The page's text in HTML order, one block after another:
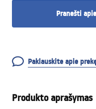
Pranešti
Paklauskite apie
Produkto aprašymas